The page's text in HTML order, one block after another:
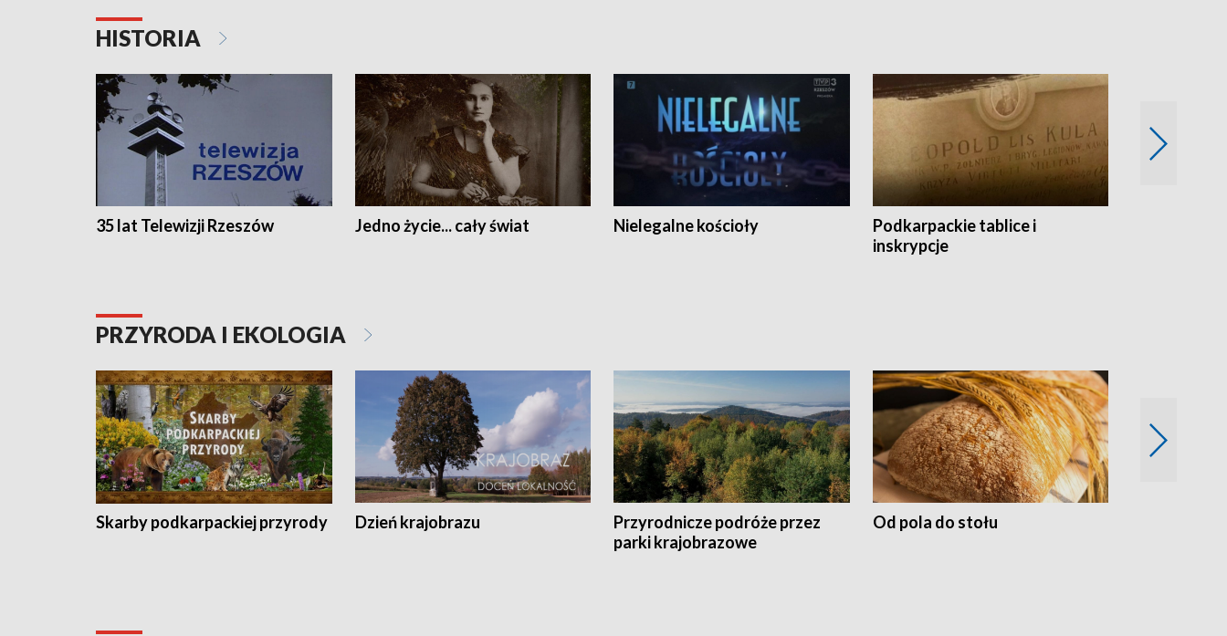
HISTORIA
35 lat Telewizji Rzeszów Jedno życie... cały świat Nielegalne kościoły
Podkarpackie tablice i
inskrypcje
PRZYRODA I EKOLOGIA
Skarby podkarpackiej przyrody Dzień krajobrazu
Przyrodnicze podróże przez
parki krajobrazowe
Od pola do stołu